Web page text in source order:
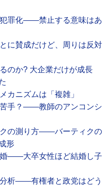
罪化――禁止する意味はあ
に賛成だけど、周りは反対
のか? 大企業だけが成長
ニズムは「複雑」
手？――教師のアンコンシ
の測り方――バーティクの
形
――大卒女性ほど結婚し子
析――有権者と政党はどう